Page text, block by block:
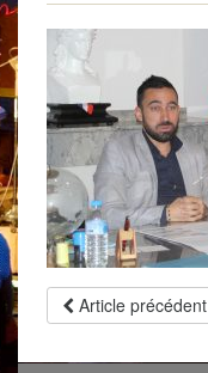
Article précédent